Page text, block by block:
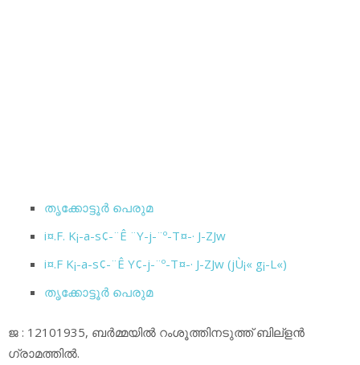
തൃക്കോട്ടൂര്‍ പെരുമ
i¤.F. K¡-a-s¢-¨Ê ¨Y-j-¨º-T¤-· J-ZJw
i¤.F K¡-a-s¢-¨Ê Y¢-j-¨º-T¤-· J-ZJw (jÙ¡« g¡-L«)
തൃക്കോട്ടൂര്‍ പെരുമ
ജ : 12101935, ബര്‍മ്മയില്‍ റംശൂത്തിനടുത്ത് ബില്‌ളന്‍
ഗ്രാമത്തില്‍.